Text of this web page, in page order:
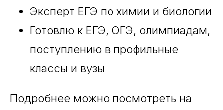
Эксперт ЕГЭ по химии и биологии
Готовлю к ЕГЭ, ОГЭ, олимпиадам,
поступлению в профильные
классы и вузы
Подробнее можно посмотреть на